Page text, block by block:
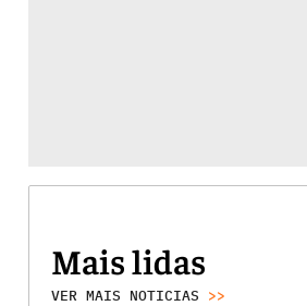
Mais lidas
VER MAIS NOTICIAS >>